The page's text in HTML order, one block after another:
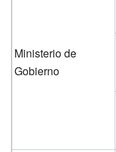
Ministerio de
Gobierno